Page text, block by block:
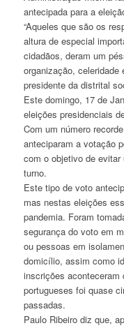
antecipada para a
“Aqueles que são os
altura de especial
cidadãos, deram um
organização, celeridade
presidente da distrital
Este domingo, 17 de
eleições presidenciais
Com um número
anteciparam a votação
com o objetivo de
turno.
Este tipo de voto
mas nestas eleições
pandemia. Foram
segurança do voto em
ou pessoas em
domicílio, assim como
inscrições aconteceram
portugueses foi quase
passadas.
Paulo Ribeiro diz que,